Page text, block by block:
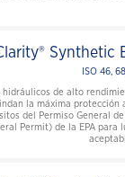
Synthetic
ISO 46,
hidráulicos de alto
la máxima protección
del Permiso General de
Permit) de la EPA para